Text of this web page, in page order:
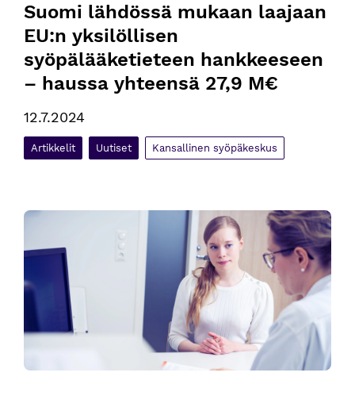
Suomi lähdössä mukaan laajaan
EU:n yksilöllisen
syöpälääketieteen hankkeeseen
– haussa yhteensä 27,9 M€
12.7.2024
Artikkelit Uutiset Kansallinen syöpäkeskus
Kolorektaalisyövän kansalliset hoitosuositukset on päivitetty